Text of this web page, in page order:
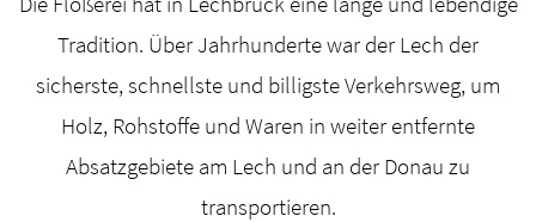
Tradition. Über Jahrhunderte war der Lech der
sicherste, schnellste und billigste Verkehrsweg, um
Holz, Rohstoffe und Waren in weiter entfernte
Absatzgebiete am Lech und an der Donau zu
transportieren.